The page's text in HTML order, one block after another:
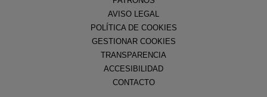
AVISO LEGAL
POLÍTICA DE COOKIES
GESTIONAR COOKIES
TRANSPARENCIA
ACCESIBILIDAD
CONTACTO